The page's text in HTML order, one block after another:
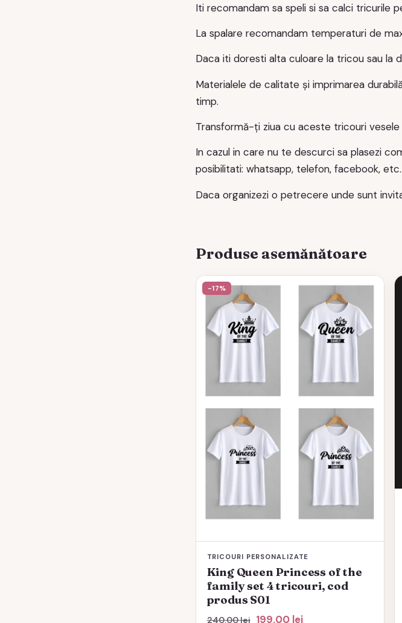
Iti recomandam sa speli si sa calci tricurile
La spalare recomandam temperaturi de
Daca iti doresti alta culoare la tricou sau la
Materialele de calitate și imprimarea
timp.
Transformă-ți ziua cu aceste tricouri
In cazul in care nu te descurci sa plasezi
posibilitati: whatsapp, telefon, facebook,
Daca organizezi o petrecere unde sunt
Produse asemănătoare
-17%
TRICOURI PERSONALIZATE
King Queen Princess of the
family set 4 tricouri, cod
produs S01
240,00lei Prețul
199,00 leiPrețul